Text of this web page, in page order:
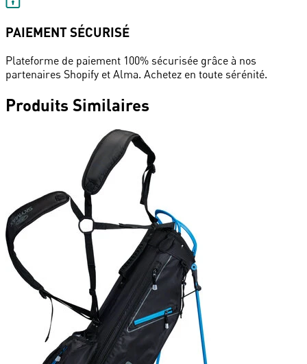
PAIEMENT SÉCURISÉ
Plateforme de paiement 100% sécurisée grâce à nos
partenaires Shopify et Alma. Achetez en toute sérénité.
Produits Similaires